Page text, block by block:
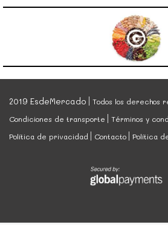
tinas de madera Allier durante once
controlada de entre 24ºC y 28ºC, y
durante 25 días más. Se practican
se clarifica con trasiegas periódicas.
podemos encontrar predominación
rojas maduras y a hoja de tabaco.
elegantes resultado de una buena
2019 EsdeMercado
Todos los derechos
Condiciones de transporte
Términos y
Política de privacidad
Contacto Política